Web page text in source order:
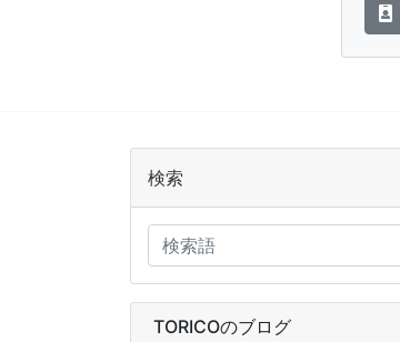
検索
TORICOのブログ